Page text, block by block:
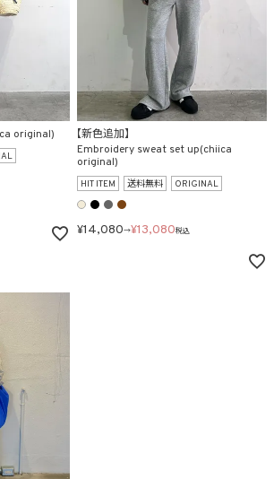
original)
【新色追加】
Embroidery sweat set up(chiica
original)
HIT ITEM 送料無料 ORIGINAL
¥14,080→¥13,080税込